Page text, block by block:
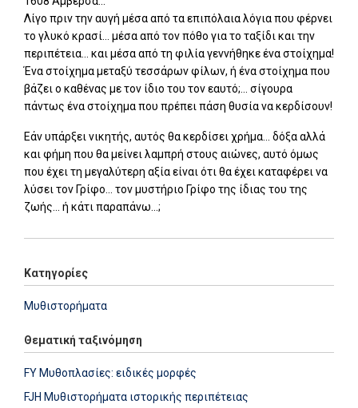
Λίγο πριν την αυγή μέσα από τα επιπόλαια λόγια που φέρνει
το γλυκό κρασί... μέσα από τον πόθο για το ταξίδι και την
περιπέτεια... και μέσα από τη φιλία γεννήθηκε ένα στοίχημα!
Ένα στοίχημα μεταξύ τεσσάρων φίλων, ή ένα στοίχημα που
βάζει ο καθένας με τον ίδιο του τον εαυτό;... σίγουρα
πάντως ένα στοίχημα που πρέπει πάση θυσία να κερδίσουν!
Εάν υπάρξει νικητής, αυτός θα κερδίσει χρήμα... δόξα αλλά
και φήμη που θα μείνει λαμπρή στους αιώνες, αυτό όμως
που έχει τη μεγαλύτερη αξία είναι ότι θα έχει καταφέρει να
λύσει τον Γρίφο... τον μυστήριο Γρίφο της ίδιας του της
ζωής... ή κάτι παραπάνω...;
Κατηγορίες
Μυθιστορήματα
Θεματική ταξινόμηση
FY Μυθοπλασίες: ειδικές μορφές
FJH Μυθιστορήματα ιστορικής περιπέτειας